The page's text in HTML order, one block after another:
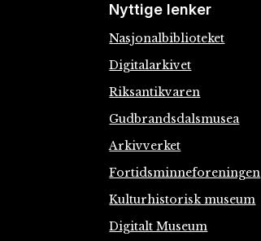
Nyttige lenker
Nasjonalbiblioteket
Digitalarkivet
Riksantikvaren
Gudbrandsdalsmusea
Arkivverket
Fortidsminneforeningen
Kulturhistorisk museum
Digitalt Museum